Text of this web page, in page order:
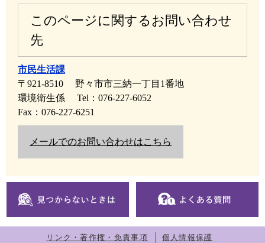
このページに関するお問い合わせ
先
市民生活課
〒921-8510
野々市市三納一丁目1番地
環境衛生係
Tel：076-227-6052
Fax：076-227-6251
メールでのお問い合わせはこちら
リンク・著作権・免責事項 個人情報保護